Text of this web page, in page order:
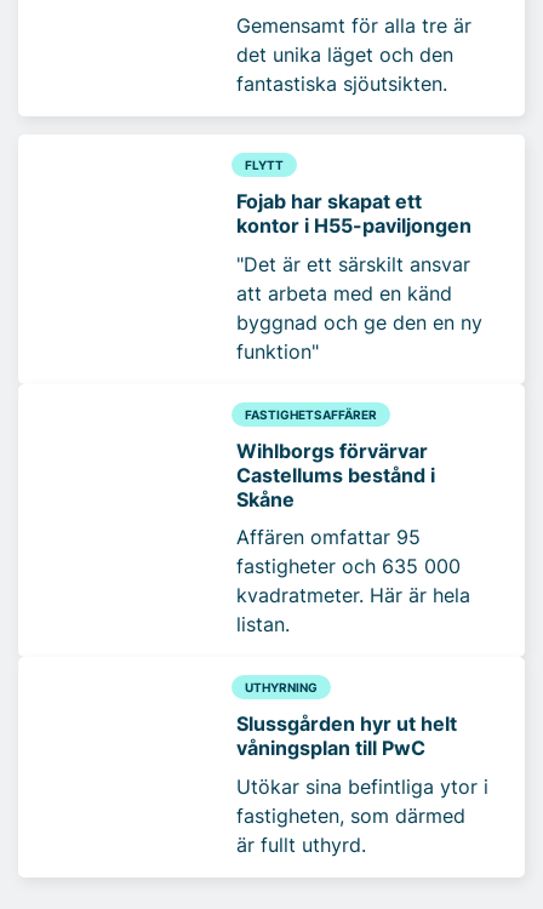
Gemensamt för alla tre är
det unika läget och den
fantastiska sjöutsikten.
FLYTT
Fojab har skapat ett
kontor i H55-paviljongen
"Det är ett särskilt ansvar
att arbeta med en känd
byggnad och ge den en ny
funktion"
FASTIGHETSAFFÄRER
Wihlborgs förvärvar
Castellums bestånd i
Skåne
Affären omfattar 95
fastigheter och 635 000
kvadratmeter. Här är hela
listan.
UTHYRNING
Slussgården hyr ut helt
våningsplan till PwC
Utökar sina befintliga ytor i
fastigheten, som därmed
är fullt uthyrd.